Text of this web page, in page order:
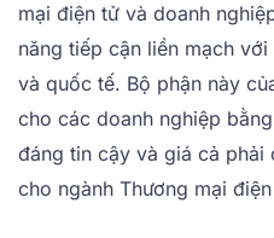
mại điện tử và doanh
năng tiếp cận liền mạch
và quốc tế. Bộ phận này
cho các doanh nghiệp
đáng tin cậy và giá cả phải
cho ngành Thương mại